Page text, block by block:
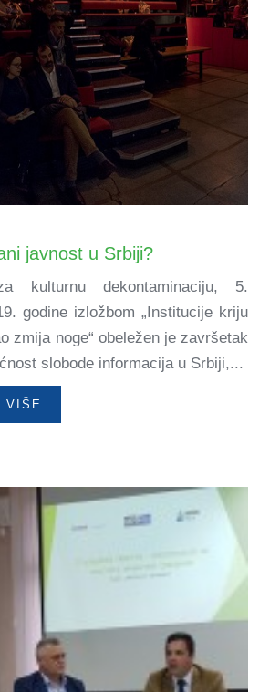
javnost u Srbiji?
kulturnu dekontaminaciju, 5.
godine izložbom „Institucije kriju
zmija noge“ obeležen je završetak
slobode informacija u Srbiji,...
VIŠE